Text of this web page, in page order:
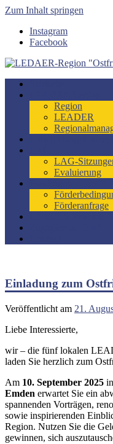
Zum Inhalt springen
Instagram
Facebook
LEDAER-Region
Förderzeitraum 2023-2027
Region
LEADER
LAG-
Evaluierung
Förderanfrage
Einladung zum
Veröffentlicht am 21.
Liebe Interessierte,
wir – die fünf lokalen
laden Sie herzlich zum
Am 10. September 2025
Emden erwartet Sie ein
spannenden Vorträgen,
sowie inspirierenden
Region. Nutzen Sie die
gewinnen, sich